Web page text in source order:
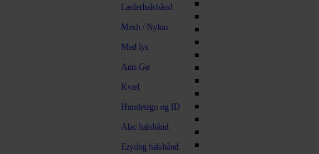
Læderhalsbånd
Mesh / Nylon
Med lys
Anti-Gø
Kvæl
Hundetegn og ID
Alac halsbånd
Ezydog halsbånd